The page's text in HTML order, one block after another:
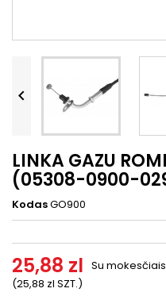


LINKA GAZU
(05308-0900-
KodasGO900
25,88 zl
(25,88 zl SZT.)
Su mokesčiais